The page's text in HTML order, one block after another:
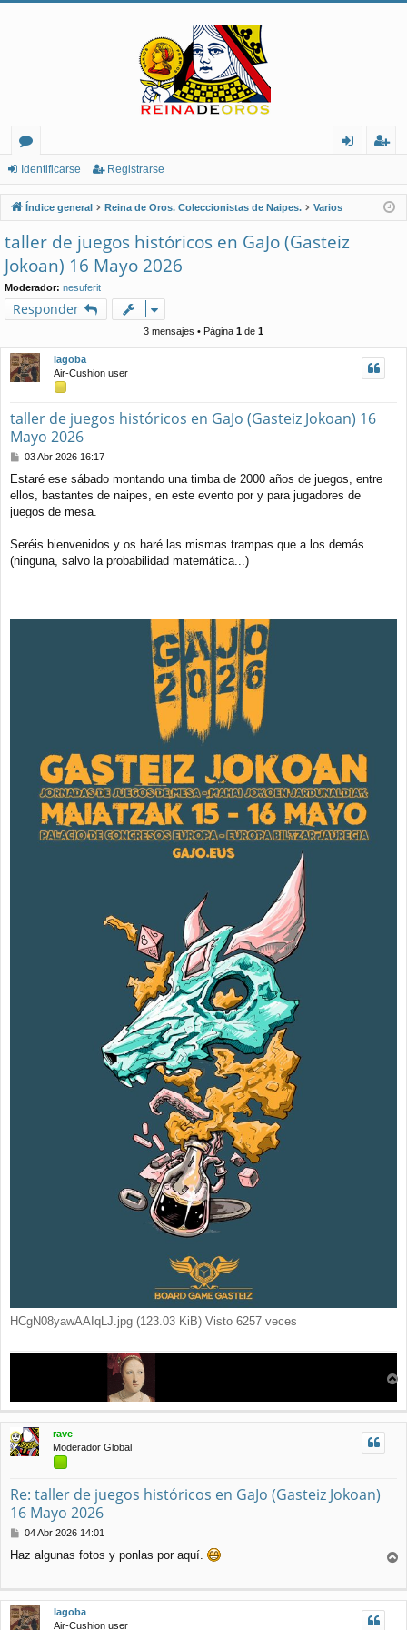
or
os
nt
ifi
ca
ist
ra
Identificarse Registrarse
Índice general Reina de Oros. Coleccionistas de Naipes. Varios
taller de juegos históricos en GaJo (Gasteiz
Jokoan) 16 Mayo 2026
Moderador: nesuferit
Responder
3 mensajes • Página 1 de 1
Iagoba
Air-Cushion user
taller de juegos históricos en GaJo (Gasteiz Jokoan) 16
Mayo 2026
M
n
s
a
03 Abr 2026 16:17
Estaré ese sábado montando una timba de 2000 años de juegos, entre
ellos, bastantes de naipes, en este evento por y para jugadores de
juegos de mesa.
Seréis bienvenidos y os haré las mismas trampas que a los demás
(ninguna, salvo la probabilidad matemática...)
HCgN08yawAAIqLJ.jpg (123.03 KiB) Visto 6257 veces
r
i
rave
Moderador Global
Re: taller de juegos históricos en GaJo (Gasteiz Jokoan)
16 Mayo 2026
M
n
j
e
04 Abr 2026 14:01
Haz algunas fotos y ponlas por aquí.
i
Iagoba
Air-Cushion user